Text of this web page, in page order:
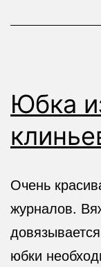
Юбка
Очень
журналов.
юбки